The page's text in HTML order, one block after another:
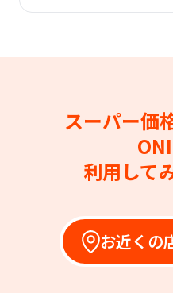
スーパー価
利用して
お近くの